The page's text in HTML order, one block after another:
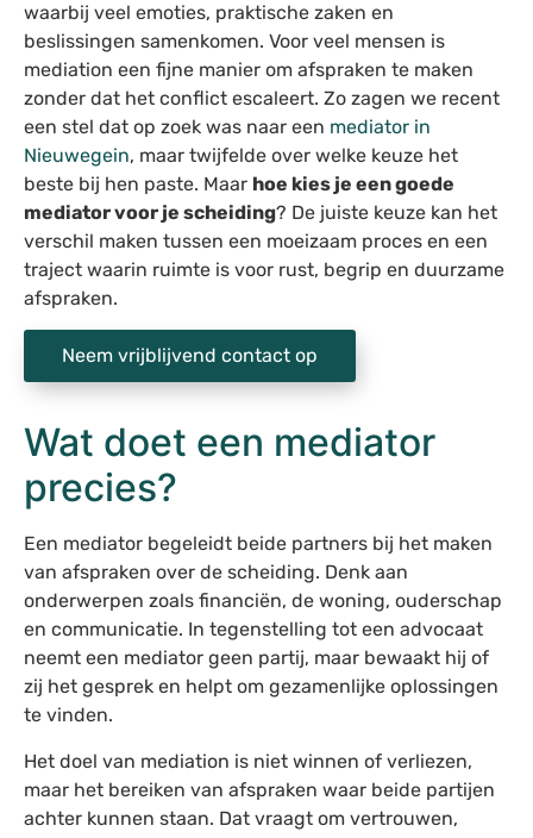
waarbij veel emoties, praktische zaken en
beslissingen samenkomen. Voor veel mensen is
mediation een fijne manier om afspraken te maken
zonder dat het conflict escaleert. Zo zagen we recent
een stel dat op zoek was naar een mediator in
Nieuwegein, maar twijfelde over welke keuze het
beste bij hen paste. Maar hoe kies je een goede
mediator voor je scheiding? De juiste keuze kan het
verschil maken tussen een moeizaam proces en een
traject waarin ruimte is voor rust, begrip en duurzame
afspraken.
Neem vrijblijvend contact op
Wat doet een mediator
precies?
Een mediator begeleidt beide partners bij het maken
van afspraken over de scheiding. Denk aan
onderwerpen zoals financiën, de woning, ouderschap
en communicatie. In tegenstelling tot een advocaat
neemt een mediator geen partij, maar bewaakt hij of
zij het gesprek en helpt om gezamenlijke oplossingen
te vinden.
Het doel van mediation is niet winnen of verliezen,
maar het bereiken van afspraken waar beide partijen
achter kunnen staan. Dat vraagt om vertrouwen,